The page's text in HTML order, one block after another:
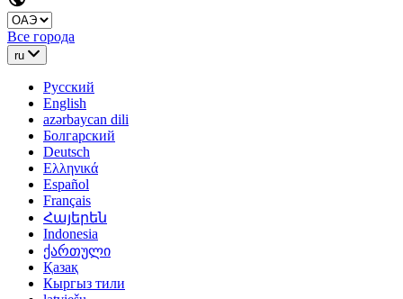
Все города
ru
Русский
English
azərbaycan dili
Болгарский
Deutsch
Ελληνικά
Español
Français
Հայերեն
Indonesia
ქართული
Қазақ
Кыргыз тили